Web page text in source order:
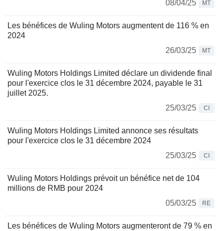
08/04/25
MT
Les bénéfices de Wuling Motors augmentent de 116 % en
2024
26/03/25
MT
Wuling Motors Holdings Limited déclare un dividende final
pour l'exercice clos le 31 décembre 2024, payable le 31
juillet 2025.
25/03/25
CI
Wuling Motors Holdings Limited annonce ses résultats
pour l'exercice clos le 31 décembre 2024
25/03/25
CI
Wuling Motors Holdings prévoit un bénéfice net de 104
millions de RMB pour 2024
05/03/25
RE
Les bénéfices de Wuling Motors augmenteront de 79 % en